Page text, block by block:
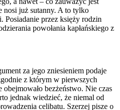
nosi już sutanny. A to tylko
Posiadanie przez księży rodzin
powołania kapłańskiego z
za jego zniesieniem podaje
z którym w pierwszych
obejmowało bezżeństwo. Nie czas
jednak wiedzieć, że niemal od
celibatu. Szerzej pisze o